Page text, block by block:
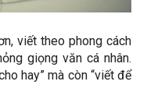
viết theo phong cách
giọng văn cá nhân.
hay” mà còn “viết để